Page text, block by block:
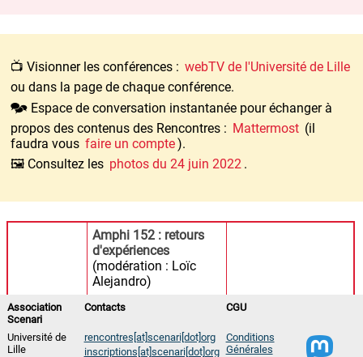
📺 Visionner les conférences : webTV de l'Université de Lille
ou dans la page de chaque conférence.
🗫 Espace de conversation instantanée pour échanger à
propos des contenus des Rencontres : Mattermost (il
faudra vous faire un compte).
🖼️ Consultez les photos du 24 juin 2022 .
Amphi 152 : retours
d'expériences
(modération : Loïc
Alejandro)
Laure Juanchic
Abderrahim
Ghassoub, Smaïl
Association
Scenari
Contacts CGU
Université de
Lille
rencontres[at]scenari[dot]org
inscriptions[at]scenari[dot]org
Conditions
Générales